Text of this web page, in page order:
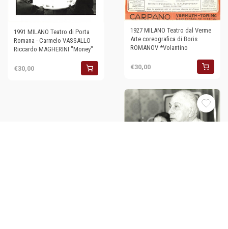
1927 MILANO Teatro dal Verme
Arte coreografica di Boris
ROMANOV *Volantino
€30,00
1991 MILANO Teatro di Porta
Romana - Carmelo VASSALLO
Riccardo MAGHERINI "Money"
€30,00